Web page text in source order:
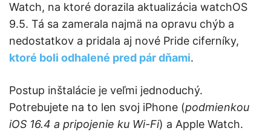
Watch, na ktoré dorazila aktualizácia watchOS
9.5. Tá sa zamerala najmä na opravu chýb a
nedostatkov a pridala aj nové Pride ciferníky,
ktoré boli odhalené pred pár dňami.
Postup inštalácie je veľmi jednoduchý.
Potrebujete na to len svoj iPhone (podmienkou
iOS 16.4 a pripojenie ku Wi-Fi) a Apple Watch.